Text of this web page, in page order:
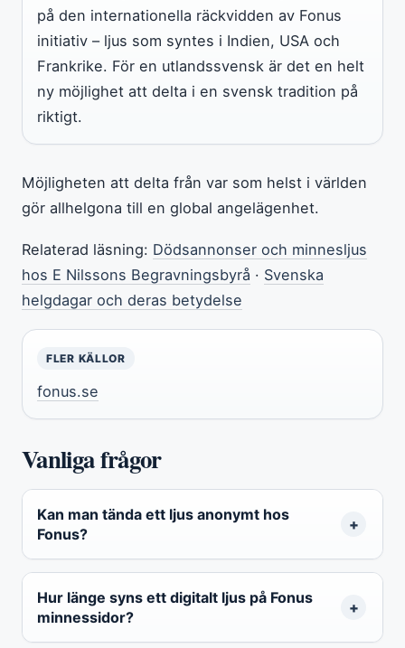
på den internationella räckvidden av Fonus
initiativ – ljus som syntes i Indien, USA och
Frankrike. För en utlandssvensk är det en helt
ny möjlighet att delta i en svensk tradition på
riktigt.
Möjligheten att delta från var som helst i världen
gör allhelgona till en global angelägenhet.
Relaterad läsning: Dödsannonser och minnesljus
hos E Nilssons Begravningsbyrå · Svenska
helgdagar och deras betydelse
FLER KÄLLOR
fonus.se
Vanliga frågor
Kan man tända ett ljus anonymt hos
Fonus?
Hur länge syns ett digitalt ljus på Fonus
minnessidor?